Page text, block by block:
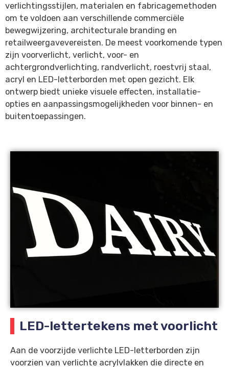
verlichtingsstijlen, materialen en fabricagemethoden
om te voldoen aan verschillende commerciële
bewegwijzering, architecturale branding en
retailweergavevereisten. De meest voorkomende typen
zijn voorverlicht, verlicht, voor- en
achtergrondverlichting, randverlicht, roestvrij staal,
acryl en LED-letterborden met open gezicht. Elk
ontwerp biedt unieke visuele effecten, installatie-
opties en aanpassingsmogelijkheden voor binnen- en
buitentoepassingen.
LED-lettertekens met voorlicht
Aan de voorzijde verlichte LED-letterborden zijn
voorzien van verlichte acrylvlakken die directe en